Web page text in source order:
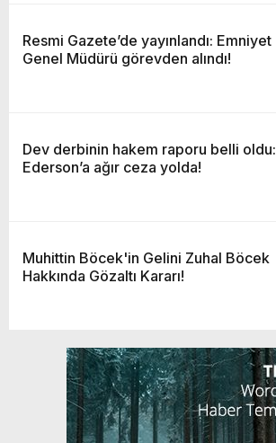
Resmi Gazete’de yayınlandı: Emniyet
Genel Müdürü görevden alındı!
Dev derbinin hakem raporu belli oldu:
Ederson’a ağır ceza yolda!
Muhittin Böcek'in Gelini Zuhal Böcek
Hakkında Gözaltı Kararı!